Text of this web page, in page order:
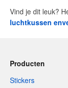
Vind je dit leuk?
luchtkussen
Producten
Stickers